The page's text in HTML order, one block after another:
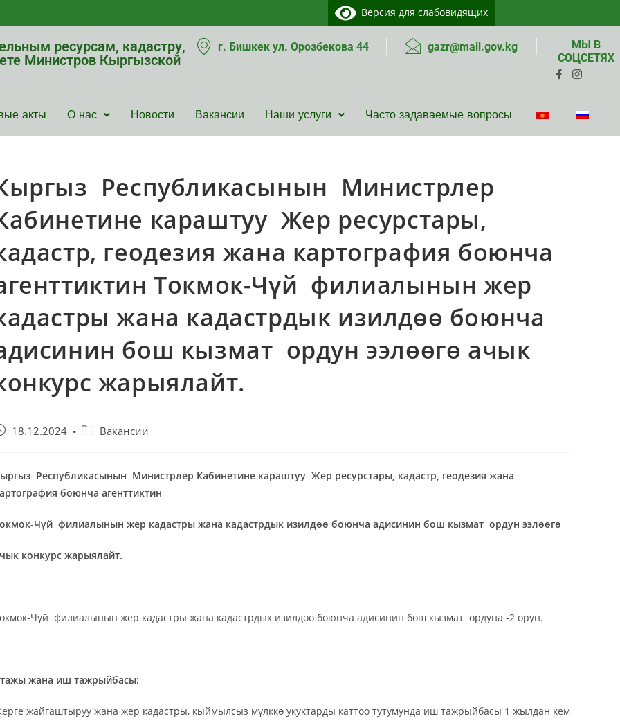
Версия для слабовидящих
ресурсам, кадастру,
Министров Кыргызской
г. Бишкек ул. Орозбекова 44 gazr@mail.gov.kg
МЫ В
СОЦСЕТЯХ
акты О нас Новости Вакансии Наши услуги Часто задаваемые вопросы
Республикасынын Министрлер
караштуу Жер ресурстары,
геодезия жана картография боюнча
Токмок-Чүй филиалынын жер
жана кадастрдык изилдөө боюнча
бош кызмат ордун ээлөөгө ачык
жарыялайт.
18.12.2024 Вакансии
Республикасынын Министрлер Кабинетине караштуу Жер ресурстары, кадастр, геодезия жана
боюнча агенттиктин
Чүй филиалынын жер кадастры жана кадастрдык изилдөө боюнча адисинин бош кызмат ордун ээлөөгө
конкурс жарыялайт.
Чүй филиалынын жер кадастры жана кадастрдык изилдөө боюнча адисинин бош кызмат ордуна -2 орун.
жана иш тажрыйбасы:
жайгаштыруу жана жер кадастры, кыймылсыз мүлккө укуктарды каттоо тутумунда иш тажрыйбасы 1 жылдан кем